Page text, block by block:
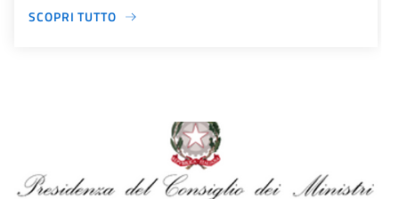
SCOPRI TUTTO